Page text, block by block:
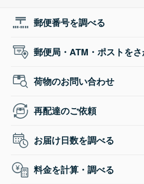
郵便番号を調べる
郵便局・ATM・ポストを
荷物のお問い合わせ
再配達のご依頼
お届け日数を調べる
料金を計算・調べる